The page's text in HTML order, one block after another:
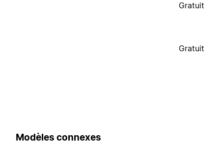
Gratuit
Gratuit
Modèles connexes